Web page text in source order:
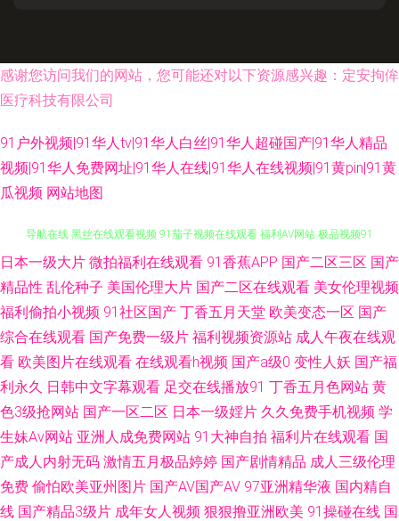
感谢您访问我们的网站，您可能还对以下资源感兴趣：定安拘侔
医疗科技有限公司
91户外视频|91华人tv|91华人白丝|91华人超碰国产|91华人精品
视频|91华人免费网址|91华人在线|91华人在线视频|91黄pin|91黄
瓜视频 网站地图
91黄在线免费观看成人 探花在线播放 韩国不卡群 欧美专区线路一 69av福利
导航在线 黑丝在线观看视频 91茄子视频在线观看 福利AV网站 极品视频91
欧美日韩午夜剧场 一本道欧美日A∨ 色五月婷婷基地 蜜桃视频在线播放 918
欧美黄污久 最新黑料吃瓜AV 国产精品码一区 精品免费电影伦理 另类深喉TV
免费三级网站 性生活免费观看视频 91九色屁股 av资源先锋乱 欧美性爱网址
日本一级大片 微拍福利在线观看 91香蕉APP 国产二区三区 国产
精品性 乱伦种子 美国伦理大片 国产二区在线观看 美女伦理视频
福利偷拍小视频 91社区国产 丁香五月天堂 欧美变态一区 国产
综合在线观看 国产免费一级片 福利视频资源站 成人午夜在线观
看 欧美图片在线观看 在线观看h视频 国产a级0 变性人妖 国产福
利永久 日韩中文字幕观看 足交在线播放91 丁香五月色网站 黄
色3级抢网站 国产一区二区 日本一级婬片 久久免费手机视频 学
生妹Av网站 亚洲人成免费网站 91大神自拍 福利片在线观看 国
产成人内射无码 激情五月极品婷婷 国产剧情精品 成人三级伦理
免费 偷怕欧美亚州图片 国产AV国产AV 97亚洲精华液 国内精自
线 国产精品3级片 成年女人视频 狠狠撸亚洲欧美 91操碰在线 国